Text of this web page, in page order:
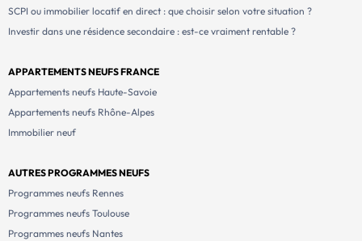
SCPI ou immobilier locatif en direct : que choisir selon votre situation ?
Investir dans une résidence secondaire : est-ce vraiment rentable ?
APPARTEMENTS NEUFS FRANCE
Appartements neufs Haute-Savoie
Appartements neufs Rhône-Alpes
Immobilier neuf
AUTRES PROGRAMMES NEUFS
Programmes neufs Rennes
Programmes neufs Toulouse
Programmes neufs Nantes